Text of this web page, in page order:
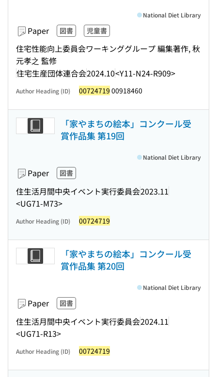
Paper 図書 児童書
住宅性能向上委員会ワーキンググループ 編集著作, 秋
元孝之 監修
住宅生産団体連合会2024.10<Y11-N24-R909>
National Diet Library
Author Heading (ID) 00724719 00918460
「家やまちの絵本」コンクール受
賞作品集 第19回
Paper 図書
住生活月間中央イベント実行委員会2023.11
<UG71-M73>
National Diet Library
Author Heading (ID) 00724719
「家やまちの絵本」コンクール受
賞作品集 第20回
Paper 図書
住生活月間中央イベント実行委員会2024.11
<UG71-R13>
National Diet Library
Author Heading (ID) 00724719